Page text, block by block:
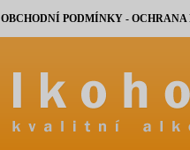
OBCHODNÍ PODMÍNKY -